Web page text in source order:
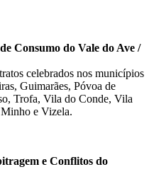
Consumo do Vale do Ave /
celebrados nos municípios
Guimarães, Póvoa de
Trofa, Vila do Conde, Vila
e Vizela.
e Conflitos do